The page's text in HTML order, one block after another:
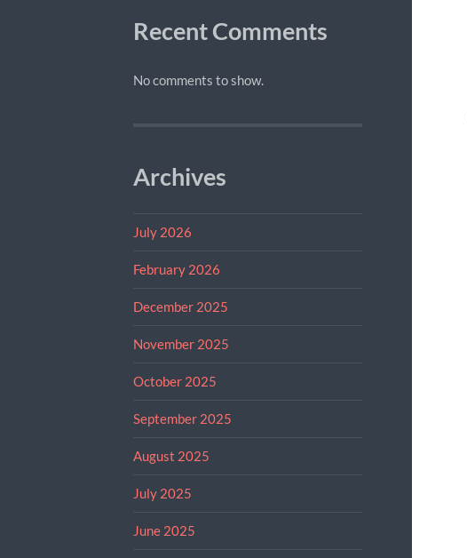
Recent Comments
No comments to show.
Archives
July 2026
February 2026
December 2025
November 2025
October 2025
September 2025
August 2025
July 2025
June 2025